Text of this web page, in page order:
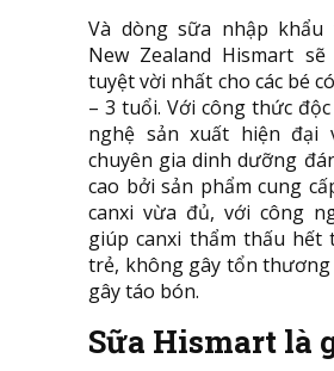
Và dòng sữa nhập
New Zealand Hismart
tuyệt vời nhất cho các bé
– 3 tuổi. Với công thức
nghệ sản xuất hiện đại
chuyên gia dinh dưỡng
cao bởi sản phẩm cung
canxi vừa đủ, với công
giúp canxi thẩm thấu hết
trẻ, không gây tổn
gây táo bón.
Sữa Hismart là